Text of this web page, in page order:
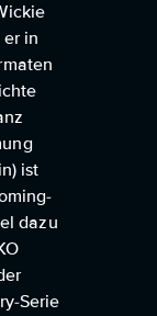
in
ist
dazu
Serie